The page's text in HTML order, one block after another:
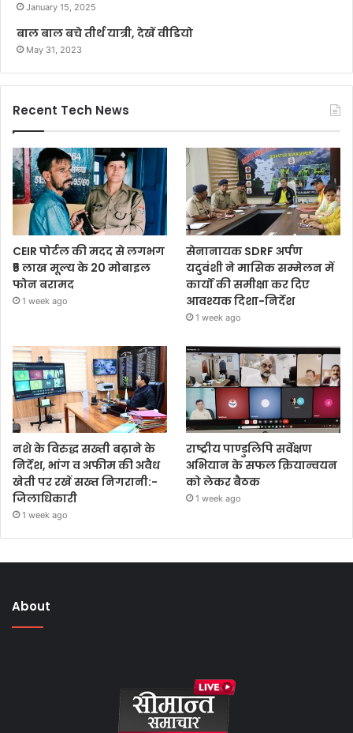
January 15, 2025
बाल बाल बचे तीर्थ यात्री, देखें वीडियो
May 31, 2023
Recent Tech News
CEIR पोर्टल की मदद से लगभग
₹5 लाख मूल्य के 20 मोबाइल
फोन बरामद
1 week ago
सेनानायक SDRF अर्पण
यदुवंशी ने मासिक सम्मेलन में
कार्यों की समीक्षा कर दिए
आवश्यक दिशा-निर्देश
1 week ago
नशे के विरुद्ध सख्ती बढ़ाने के
निर्देश, भांग व अफीम की अवैध
खेती पर रखें सख्त निगरानी:-
जिलाधिकारी
1 week ago
राष्ट्रीय पाण्डुलिपि सर्वेक्षण
अभियान के सफल क्रियान्वयन
को लेकर बैठक
1 week ago
About